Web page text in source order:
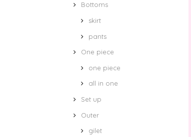
Bottoms
skirt
pants
One piece
one piece
all in one
Set up
Outer
gilet